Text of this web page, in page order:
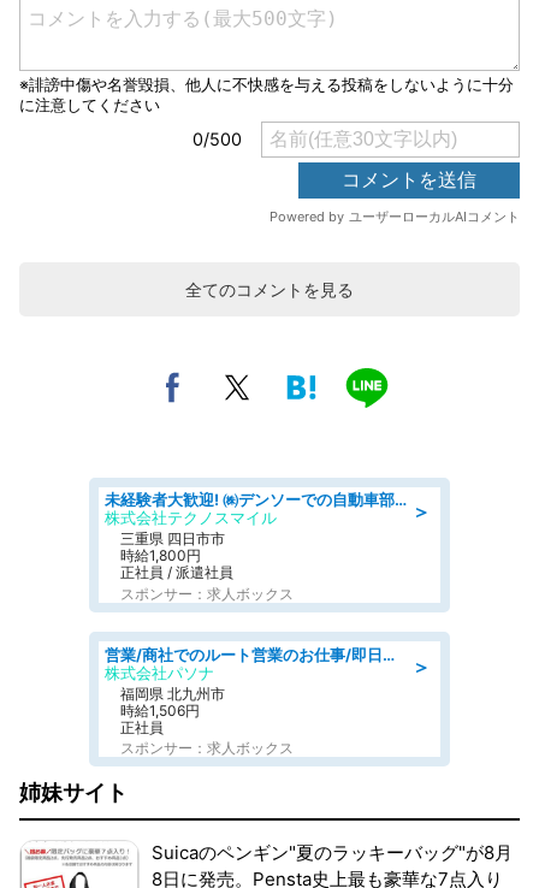
全てのコメントを見る
＞
未経験者大歓迎! ㈱デンソーでの自動車部品の組立作業 denso aichi
株式会社テクノスマイル
三重県 四日市市
時給1,800円
正社員 / 派遣社員
スポンサー：求人ボックス
＞
営業/商社でのルート営業のお仕事/即日勤務可/車通勤可/営業
株式会社パソナ
福岡県 北九州市
時給1,506円
正社員
スポンサー：求人ボックス
姉妹サイト
Suicaのペンギン"夏のラッキーバッグ"が8月
8日に発売。Pensta史上最も豪華な7点入り